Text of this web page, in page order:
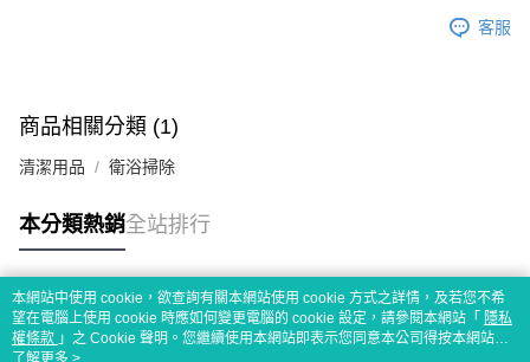
客服
商品相關分類 (1)
清潔用品 衛浴掃除
本分類熱銷全站排行
熱門標籤
本網站中使用 cookie，欲查詢有關本網站使用 cookie 方式之詳情，及若您不希
望在電腦上使用 cookie 時應如何變更電腦的 cookie 設定，請參閱本網站「 隱私
權條款 」之 Cookie 聲明。您繼續使用本網站即表示您同意本公司得按本網站使
用條款之 Cookie 聲明使用 cookie。
了解更多 >